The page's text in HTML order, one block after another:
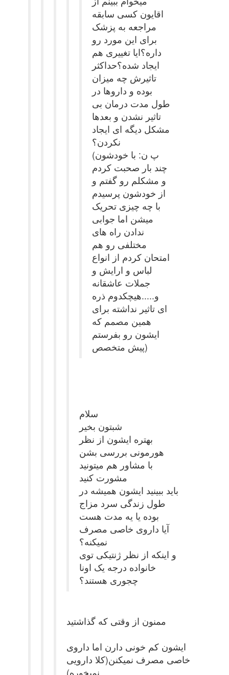
اقایون کسی سابقه
مراجعه به پزشک
برای این مورد رو
داره؟ایا تغییری هم
ایجاد شده؟حداکثر
تاثیرش چه میزان
بوده و داروها در
طول مدت درمان بی
تاثیر نشدن و بعدها
مشکل دیگه ای ایجاد
نکردن؟
(پ ن: با خودشون
چند بار صحبت کردم
و مشکلم رو گفتم و
از خودشون پرسیدم
با چه چیزی تحریک
میشن اما جوابی
ندادن راه های
مختلفی رو هم
امتحان کردم از انواع
لباس و ارایش و
جملات عاشقانه
و.....هیچکدوم ذره
ای تاثیر نداشته برای
همین مصمم که
ایشون رو بفرستم
پیش متخصص)
سلام
شبتون بخیر
بهتره ایشون از نظر
هورمونی بررسی بشن
با مشاور هم میتونید
مشورت کنید
باید ببینید ایشون همیشه در
طول زندگی سرد مزاج
بوده یا یه مدت هست
آیا داروی خاصی مصرف
نمیکنه؟
و اینکه از نظر ژنتیکی توی
خانواده درجه یک اونا
چجوری هستند؟
ممنون از وقتی که گذاشتید
ایشون کم خونی دارن اما داروی
خاصی مصرف نمیکنن(کلا دارویی
نمیخوره)